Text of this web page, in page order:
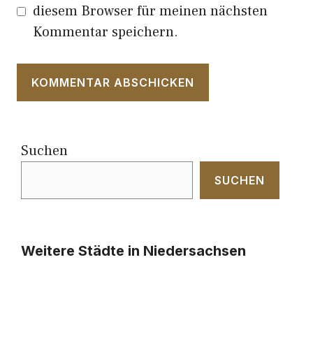
diesem Browser für meinen nächsten
Kommentar speichern.
Suchen
SUCHEN
Weitere Städte in Niedersachsen